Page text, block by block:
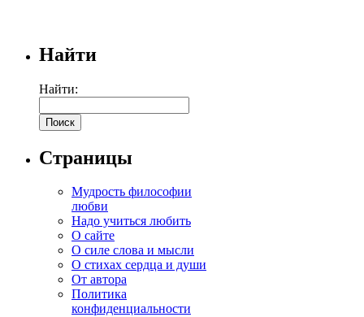
Найти
Найти:
Страницы
Мудрость философии
любви
Надо учиться любить
О сайте
О силе слова и мысли
О стихах сердца и души
От автора
Политика
конфиденциальности